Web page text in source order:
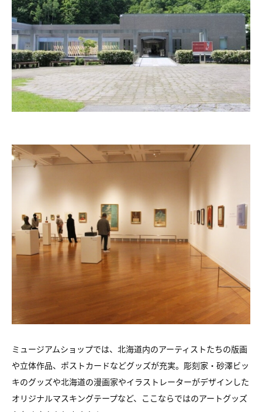
ミュージアムショップでは、北海道内のアーティストたちの版画
や立体作品、ポストカードなどグッズが充実。彫刻家・砂澤ビッ
キのグッズや北海道の漫画家やイラストレーターがデザインした
オリジナルマスキングテープなど、ここならではのアートグッズ